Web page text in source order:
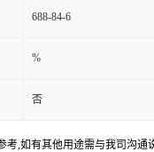
688-84-6
%
否
考,如有其他用途需与我司沟